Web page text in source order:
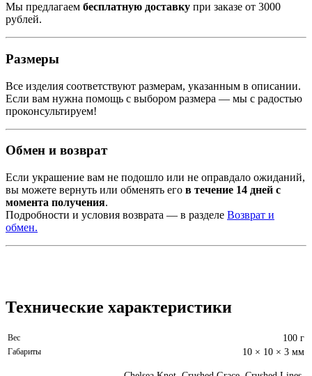
Мы предлагаем бесплатную доставку при заказе от 3000
рублей.
Размеры
Все изделия соответствуют размерам, указанным в описании.
Если вам нужна помощь с выбором размера — мы с радостью
проконсультируем!
Обмен и возврат
Если украшение вам не подошло или не оправдало ожиданий,
вы можете вернуть или обменять его в течение 14 дней с
момента получения.
Подробности и условия возврата — в разделе Возврат и
обмен.
Технические характеристики
Вес 100 г
Габариты 10 × 10 × 3 мм